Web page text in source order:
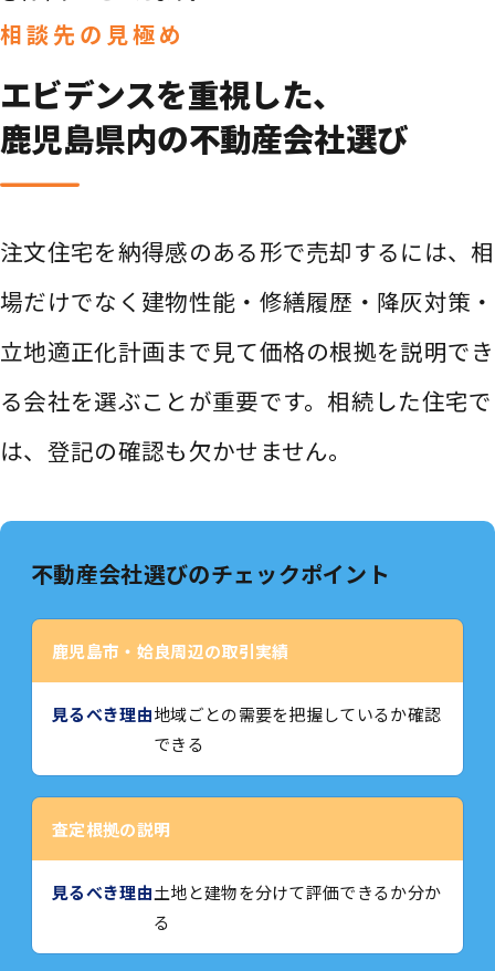
相談先の見極め
エビデンスを重視した、
鹿児島県内の不動産会社選び
注文住宅を納得感のある形で売却するには、相
場だけでなく建物性能・修繕履歴・降灰対策・
立地適正化計画まで見て価格の根拠を説明でき
る会社を選ぶことが重要です。相続した住宅で
は、登記の確認も欠かせません。
不動産会社選びのチェックポイント
鹿児島市・姶良周辺の取引実績
地域ごとの需要を把握しているか確認
できる
査定根拠の説明
土地と建物を分けて評価できるか分か
る